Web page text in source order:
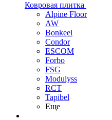
Ковровая плитка
Alpine Floor
AW
Bonkeel
Condor
ESCOM
Forbo
FSG
Modulyss
RCT
Tapibel
Еще